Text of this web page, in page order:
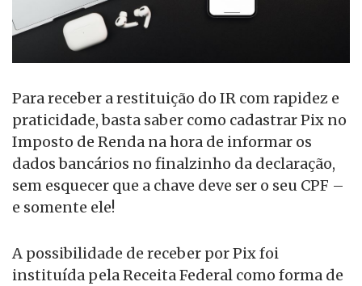
Para receber a restituição do IR com rapidez e
praticidade, basta saber como cadastrar Pix no
Imposto de Renda na hora de informar os
dados bancários no finalzinho da declaração,
sem esquecer que a chave deve ser o seu CPF –
e somente ele!
A possibilidade de receber por Pix foi
instituída pela Receita Federal como forma de